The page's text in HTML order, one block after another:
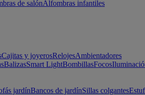
de salónAlfombras infantiles
Cajitas y joyerosRelojesAmbientadores
BalizasSmart LightBombillasFocos
jardínBancos de jardínSillas colgantes